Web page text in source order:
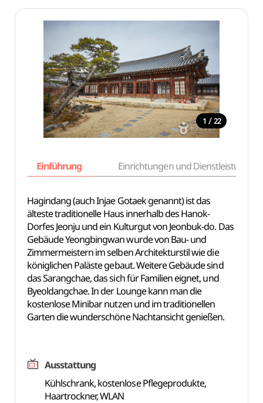
1 / 22
Einführung Einrichtungen und Dienstleistungen
Hagindang (auch Injae Gotaek genannt) ist das
älteste traditionelle Haus innerhalb des Hanok-
Dorfes Jeonju und ein Kulturgut von Jeonbuk-do. Das
Gebäude Yeongbingwan wurde von Bau- und
Zimmermeistern im selben Architekturstil wie die
königlichen Paläste gebaut. Weitere Gebäude sind
das Sarangchae, das sich für Familien eignet, und
Byeoldangchae. In der Lounge kann man die
kostenlose Minibar nutzen und im traditionellen
Garten die wunderschöne Nachtansicht genießen.
Ausstattung
Kühlschrank, kostenlose Pflegeprodukte,
Haartrockner, WLAN